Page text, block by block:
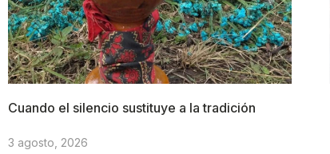
Cuando el silencio sustituye a la tradición
3 agosto, 2026